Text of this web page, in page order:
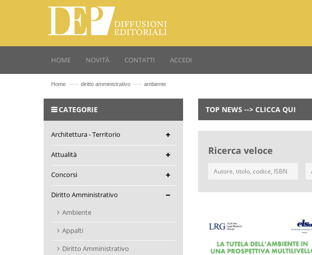
HOME NOVITÀ CONTATTI ACCEDI
Home —› diritto amministrativo —› ambiente
TOP NEWS --> CLICCA QUI
Ricerca veloce
CATEGORIE
Architettura - Territorio
Attualità
Concorsi
Diritto Amministrativo
Ambiente
Appalti
Diritto Amministrativo